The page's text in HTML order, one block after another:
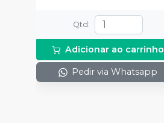
Qtd :
Adicionar ao carrinho
Pedir via Whatsapp